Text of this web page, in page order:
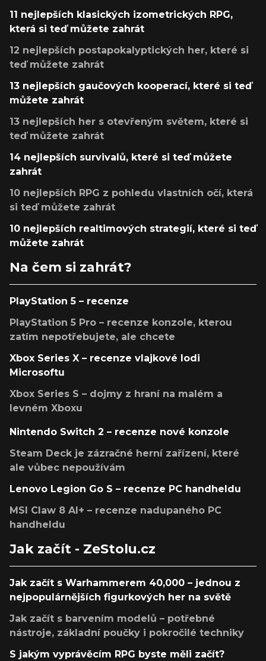
11 nejlepších klasických izometrických RPG,
která si teď můžete zahrát
12 nejlepších postapokalyptických her, které si
teď můžete zahrát
13 nejlepších gaučových kooperací, které si teď
můžete zahrát
13 nejlepších her s otevřeným světem, které si
teď můžete zahrát
14 nejlepších survivalů, které si teď můžete
zahrát
10 nejlepších RPG z pohledu vlastních očí, která
si teď můžete zahrát
10 nejlepších realtimových strategií, které si teď
můžete zahrát
Na čem si zahrát?
PlayStation 5 – recenze
PlayStation 5 Pro – recenze konzole, kterou
zatím nepotřebujete, ale chcete
Xbox Series X – recenze vlajkové lodi
Microsoftu
Xbox Series S – dojmy z hraní na malém a
levném Xboxu
Nintendo Switch 2 – recenze nové konzole
Steam Deck je zázračné herní zařízení, které
ale vůbec nepoužívám
Lenovo Legion Go S – recenze PC handheldu
MSI Claw 8 AI+ – recenze nadupaného PC
handheldu
Jak začít - ZeStolu.cz
Jak začít s Warhammerem 40,000 – jednou z
nejpopulárnějších figurkových her na světě
Jak začít s barvením modelů – potřebné
nástroje, základní poučky i pokročilé techniky
S jakým vyprávěcím RPG byste měli začít?